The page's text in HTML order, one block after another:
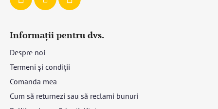
Informații pentru dvs.
Despre noi
Termeni și condiții
Comanda mea
Cum să returnezi sau să reclami bunuri